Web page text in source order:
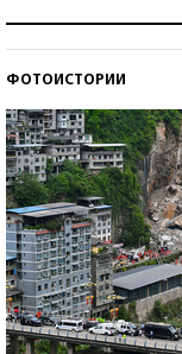
ФОТОИСТОРИИ